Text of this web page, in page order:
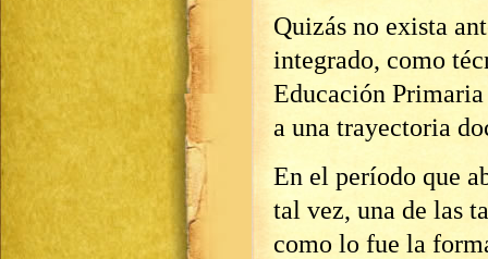
Quizás no exista
integrado, como
Educación
a una trayectoria
En el período que
tal vez, una de las
como lo fue la